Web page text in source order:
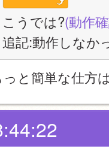
こうでは?(動作
追記:動作しなか
っと簡単な仕方